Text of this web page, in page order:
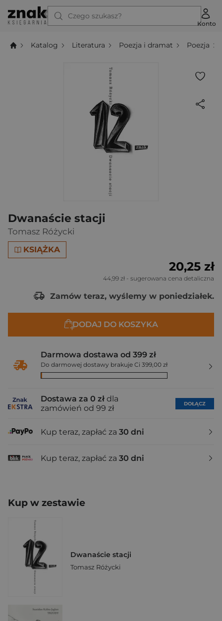
Czego szukasz?
Konto
Katalog Literatura Poezja i dramat Poezja
Dwanaście stacji
Tomasz Różycki
KSIĄŻKA
20,25 zł
44,99 zł - sugerowana cena detaliczna
Zamów teraz, wyślemy w poniedziałek.
DODAJ DO KOSZYKA
Darmowa dostawa od 399 zł
Do darmowej dostawy brakuje Ci 399,00 zł
Dostawa za 0 zł dla
zamówień od 99 zł
DOŁĄCZ
Kup teraz, zapłać za 30 dni
Kup teraz, zapłać za 30 dni
Kup w zestawie
Dwanaście stacji
Tomasz Różycki